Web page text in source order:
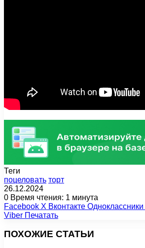
Теги
поцеловать торт
26.12.2024
0 Время чтения: 1 минута
Facebook X Вконтакте Одноклассники
Viber Печатать
ПОХОЖИЕ СТАТЬИ